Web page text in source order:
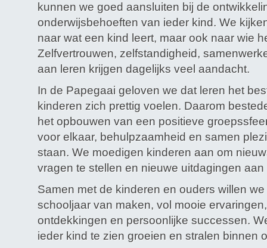
kunnen we goed aansluiten bij de
onderwijsbehoeften van ieder kind. We
naar wat een kind leert, maar ook naar wie
Zelfvertrouwen, zelfstandigheid,
aan leren krijgen dagelijks veel aandacht.
In de Papegaai geloven we dat leren het
kinderen zich prettig voelen. Daarom
het opbouwen van een positieve
voor elkaar, behulpzaamheid en samen
staan. We moedigen kinderen aan om
vragen te stellen en nieuwe uitdagingen aan
Samen met de kinderen en ouders willen
schooljaar van maken, vol mooie
ontdekkingen en persoonlijke successen.
ieder kind te zien groeien en stralen binnen